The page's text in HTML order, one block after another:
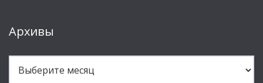
Архивы